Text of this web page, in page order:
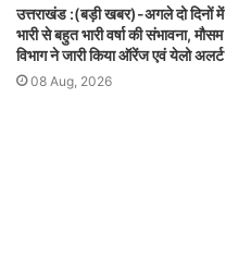
उत्तराखंड :(बड़ी खबर)-अगले दो दिनों में
भारी से बहुत भारी वर्षा की संभावना, मौसम
विभाग ने जारी किया ऑरेंज एवं येलो अलर्ट
08 Aug, 2026